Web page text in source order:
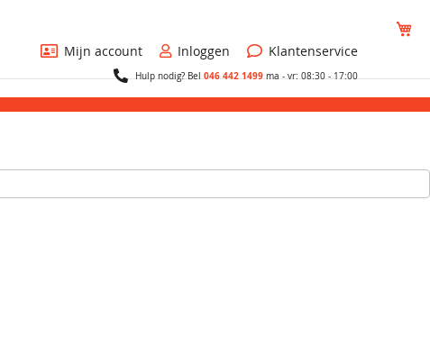
Mijn account
Inloggen Klantenservice
Hulp nodig? Bel046 442 1499ma - vr: 08:30 - 17:00